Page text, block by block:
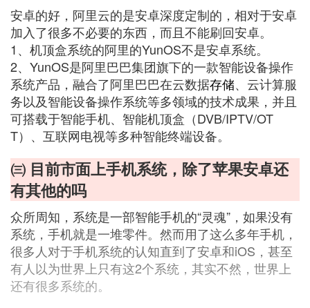
安卓的好，阿里云的是安卓深度定制的，相对于安卓
加入了很多不必要的东西，而且不能刷回安卓。
1、机顶盒系统的阿里的YunOS不是安卓系统。
2、YunOS是阿里巴巴集团旗下的一款智能设备操作
系统产品，融合了阿里巴巴在云数据存储、云计算服
务以及智能设备操作系统等多领域的技术成果，并且
可搭载于智能手机、智能机顶盒（DVB/IPTV/OT
T）、互联网电视等多种智能终端设备。
㈢ 目前市面上手机系统，除了苹果安卓还
有其他的吗
众所周知，系统是一部智能手机的“灵魂”，如果没有
系统，手机就是一堆零件。然而用了这么多年手机，
很多人对于手机系统的认知直到了安卓和iOS，甚至
有人以为世界上只有这2个系统，其实不然，世界上
还有很多系统的。